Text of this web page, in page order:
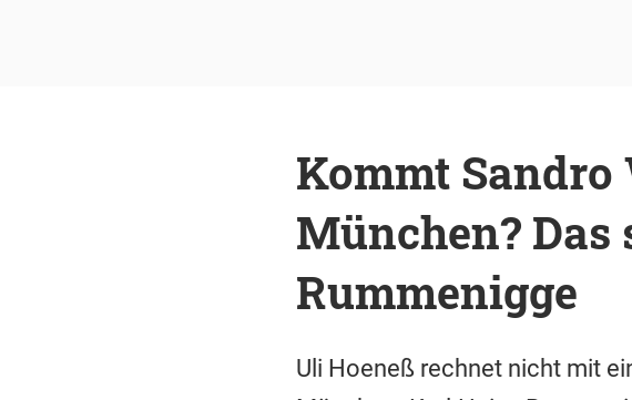
Kommt Sandro
München?
Rummenigge
Uli Hoeneß rechnet nicht mit